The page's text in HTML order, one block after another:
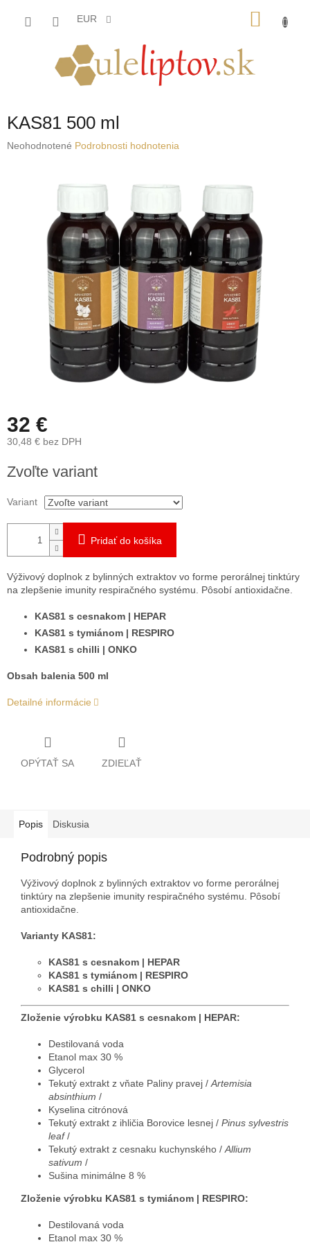
EUR
KAS81 500 ml
Priemerné
hviezdičiek.
Neohodnotené Podrobnosti hodnotenia
32 €
30,48 € bez DPH
cena:
Zvoľte variant
Variant
Pridať do košíka
Výživový doplnok z bylinných extraktov vo forme perorálnej tinktúry
na zlepšenie imunity respiračného systému. Pôsobí antioxidačne.
KAS81 s cesnakom | HEPAR
KAS81 s tymiánom | RESPIRO
KAS81 s chilli | ONKO
Obsah balenia 500 ml
Detailné informácie
OPÝTAŤ SA ZDIEĽAŤ
Popis Diskusia
Podrobný popis
Výživový doplnok z bylinných extraktov vo forme perorálnej
tinktúry na zlepšenie imunity respiračného systému. Pôsobí
antioxidačne.
Varianty KAS81:
KAS81 s cesnakom | HEPAR
KAS81 s tymiánom | RESPIRO
KAS81 s chilli | ONKO
Zloženie výrobku KAS81 s cesnakom | HEPAR:
Destilovaná voda
Etanol max 30 %
Glycerol
Tekutý extrakt z vňate Paliny pravej / Artemisia
absinthium /
Kyselina citrónová
Tekutý extrakt z ihličia Borovice lesnej / Pinus sylvestris
leaf/
Tekutý extrakt z cesnaku kuchynského / Allium
sativum /
Sušina minimálne 8 %
Zloženie výrobku KAS81 s tymiánom | RESPIRO:
Destilovaná voda
Etanol max 30 %